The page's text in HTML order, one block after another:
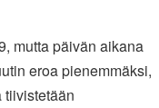
mutta päivän aikana
eroa pienemmäksi,
tiivistetään